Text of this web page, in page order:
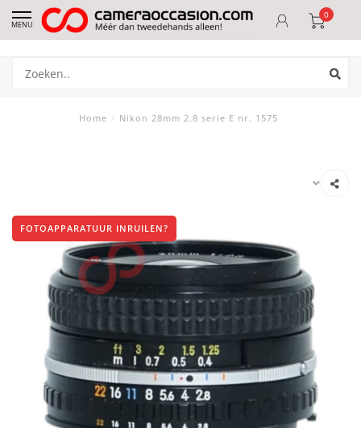
MENU
0
Home / Nikon 28mm 2.8 serie E nr. 1575
FOTOAPPARATUUR INRUILEN?